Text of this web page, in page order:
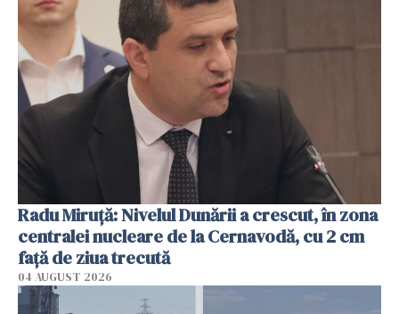
Radu Miruţă: Nivelul Dunării a crescut, în zona
centralei nucleare de la Cernavodă, cu 2 cm
faţă de ziua trecută
04 AUGUST 2026